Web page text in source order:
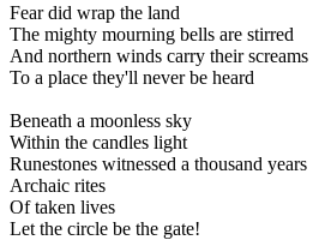
Fear did wrap the land
The mighty mourning bells are stirred
And northern winds carry their screams
To a place they'll never be heard
Beneath a moonless sky
Within the candles light
Runestones witnessed a thousand years
Archaic rites
Of taken lives
Let the circle be the gate!